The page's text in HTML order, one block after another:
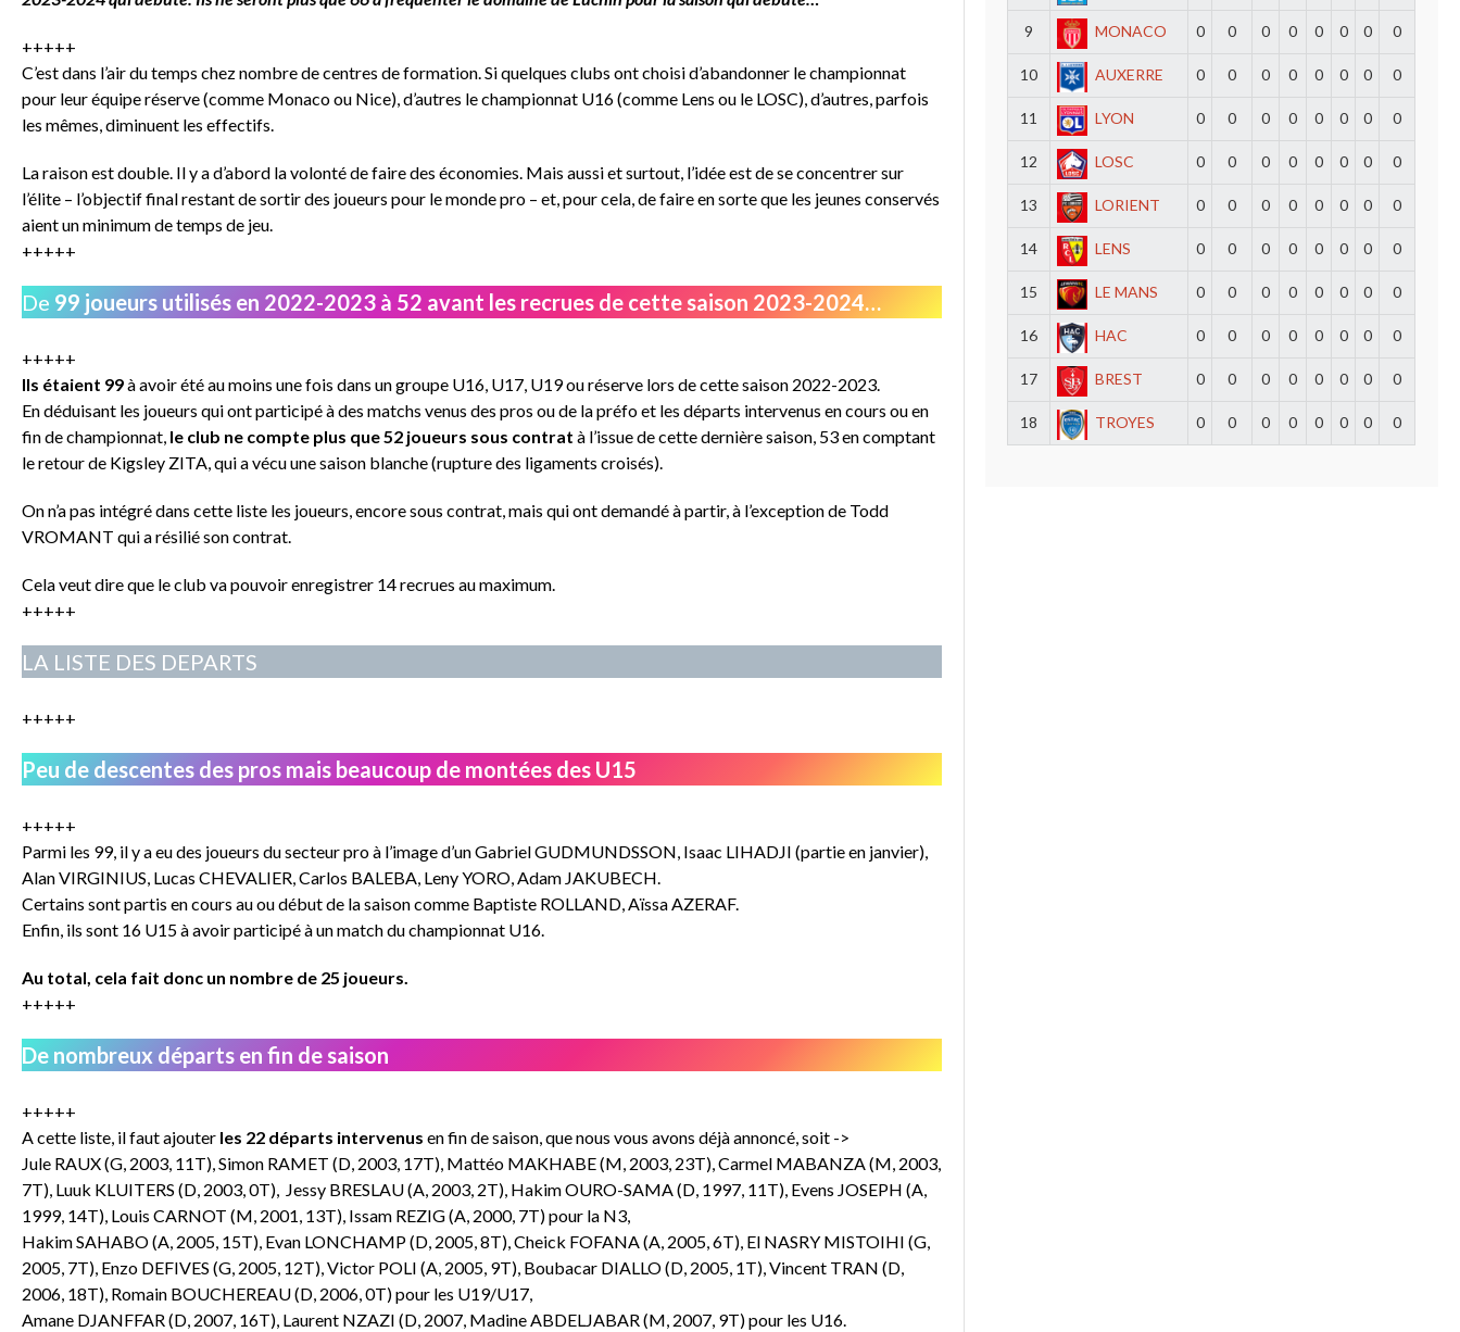
+++++
C’est dans l’air du temps chez nombre de centres de formation. Si quelques clubs ont choisi d’abandonner le championnat
pour leur équipe réserve (comme Monaco ou Nice), d’autres le championnat U16 (comme Lens ou le LOSC), d’autres, parfois
les mêmes, diminuent les effectifs.
La raison est double. Il y a d’abord la volonté de faire des économies. Mais aussi et surtout, l’idée est de se concentrer sur
l’élite – l’objectif final restant de sortir des joueurs pour le monde pro – et, pour cela, de faire en sorte que les jeunes conservés
aient un minimum de temps de jeu.
+++++
De 99 joueurs utilisés en 2022-2023 à 52 avant les recrues de cette saison 2023-2024…
+++++
Ils étaient 99à avoir été au moins une fois dans un groupe U16, U17, U19 ou réserve lors de cette saison 2022-2023.
En déduisant les joueurs qui ont participé à des matchs venus des pros ou de la préfo et les départs intervenus en cours ou en
fin de championnat, le club ne compte plus que 52 joueurs sous contrat à l’issue de cette dernière saison, 53 en comptant
le retour de Kigsley ZITA, qui a vécu une saison blanche (rupture des ligaments croisés).
On n’a pas intégré dans cette liste les joueurs, encore sous contrat, mais qui ont demandé à partir, à l’exception de Todd
VROMANT qui a résilié son contrat.
Cela veut dire que le club va pouvoir enregistrer 14 recrues au maximum.
+++++
LA LISTE DES DEPARTS
+++++
Peu de descentes des pros mais beaucoup de montées des U15
+++++
Parmi les 99, il y a eu des joueurs du secteur pro à l’image d’un Gabriel GUDMUNDSSON, Isaac LIHADJI (partie en janvier),
Alan VIRGINIUS, Lucas CHEVALIER, Carlos BALEBA, Leny YORO, Adam JAKUBECH.
Certains sont partis en cours au ou début de la saison comme Baptiste ROLLAND, Aïssa AZERAF.
Enfin, ils sont 16 U15 à avoir participé à un match du championnat U16.
Au total, cela fait donc un nombre de 25 joueurs.
+++++
De nombreux départs en fin de saison
+++++
A cette liste, il faut ajouter les 22 départs intervenus en fin de saison, que nous vous avons déjà annoncé, soit ->
Jule RAUX (G, 2003, 11T), Simon RAMET (D, 2003, 17T), Mattéo MAKHABE (M, 2003, 23T), Carmel MABANZA (M, 2003,
7T), Luuk KLUITERS (D, 2003, 0T), Jessy BRESLAU (A, 2003, 2T), Hakim OURO-SAMA (D, 1997, 11T), Evens JOSEPH (A,
1999, 14T), Louis CARNOT (M, 2001, 13T), Issam REZIG (A, 2000, 7T) pour la N3,
Hakim SAHABO (A, 2005, 15T), Evan LONCHAMP (D, 2005, 8T), Cheick FOFANA (A, 2005, 6T), El NASRY MISTOIHI (G,
2005, 7T), Enzo DEFIVES (G, 2005, 12T), Victor POLI (A, 2005, 9T), Boubacar DIALLO (D, 2005, 1T), Vincent TRAN (D,
2006, 18T), Romain BOUCHEREAU (D, 2006, 0T) pour les U19/U17,
Amane DJANFFAR (D, 2007, 16T), Laurent NZAZI (D, 2007, Madine ABDELJABAR (M, 2007, 9T) pour les U16.
9 MONACO 0 0 0 0 0 0 0 0
10 AUXERRE 0 0 0 0 0 0 0 0
11 LYON 0 0 0 0 0 0 0 0
12 LOSC 0 0 0 0 0 0 0 0
13 LORIENT 0 0 0 0 0 0 0 0
14 LENS 0 0 0 0 0 0 0 0
15 LE MANS 0 0 0 0 0 0 0 0
16 HAC 0 0 0 0 0 0 0 0
17 BREST 0 0 0 0 0 0 0 0
18 TROYES 0 0 0 0 0 0 0 0